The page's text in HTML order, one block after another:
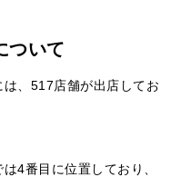
ついて
、517店舗が出店してお
4番目に位置しており、